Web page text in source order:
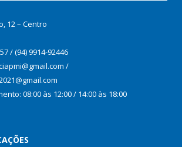
12 – Centro
/ (94) 9914-92446
/
08:00 às 12:00 / 14:00 às 18:00